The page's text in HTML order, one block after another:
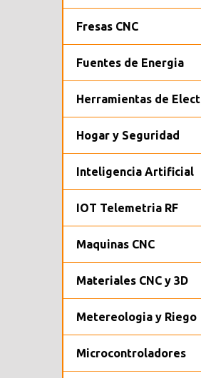
Fresas CNC
Fuentes de Energia
Herramientas de
Hogar y Seguridad
Inteligencia Artificial
IOT Telemetria RF
Maquinas CNC
Materiales CNC y 3D
Metereologia y Riego
Microcontroladores